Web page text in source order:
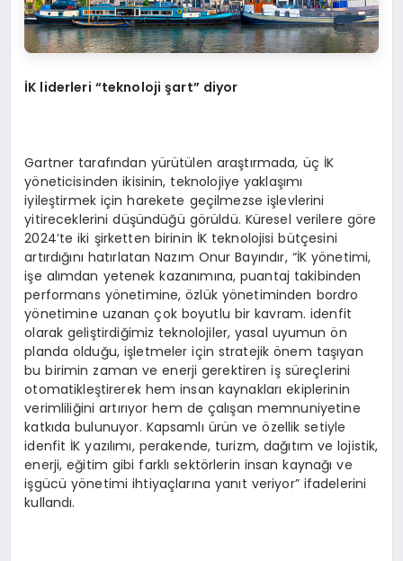
İK liderleri “teknolojişart” diyor
Gartner tarafından yürütülen araştırmada, üç İK
yöneticisinden ikisinin, teknolojiye yaklaşımı
iyileştirmek için harekete geçilmezse işlevlerini
yitireceklerini düşündüğü görüldü. Küresel verilere göre
2024’te iki şirketten birinin İK teknolojisi bütçesini
artırdığını hatırlatan Nazım Onur Bayındır, “İK yönetimi,
işe alımdan yetenek kazanımına, puantaj takibinden
performans yönetimine, özlük yönetiminden bordro
yönetimine uzanan çok boyutlu bir kavram. idenfit
olarak geliştirdiğimiz teknolojiler, yasal uyumun ön
planda olduğu, işletmeler için stratejik önem taşıyan
bu birimin zaman ve enerji gerektiren iş süreçlerini
otomatikleştirerek hem insan kaynakları ekiplerinin
verimliliğini artırıyor hem de çalışan memnuniyetine
katkıda bulunuyor. Kapsamlı ürün ve özellik setiyle
idenfit İK yazılımı, perakende, turizm, dağıtım ve lojistik,
enerji, eğitim gibi farklı sektörlerin insan kaynağı ve
işgücü yönetimi ihtiyaçlarına yanıt veriyor” ifadelerini
kullandı.